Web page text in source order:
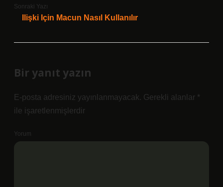
Sonraki Yazı
Ilişki Için Macun Nasıl Kullanılır
Bir yanıt yazın
E-posta adresiniz yayınlanmayacak. Gerekli alanlar *
ile işaretlenmişlerdir
Yorum